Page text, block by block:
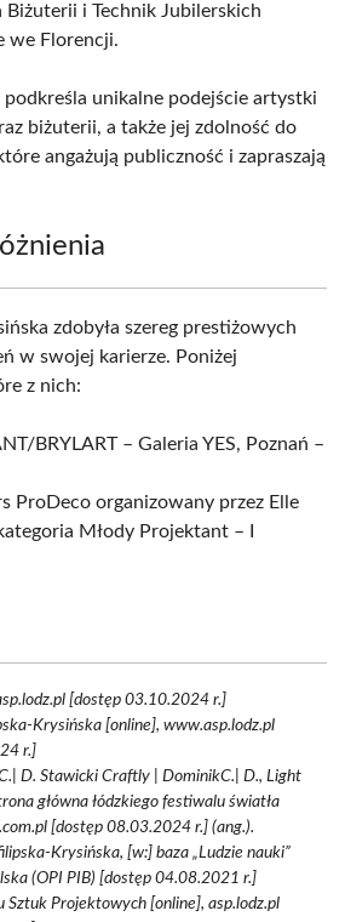
Biżuterii i Technik Jubilerskich
we Florencji.
unikalne podejście artystki
biżuterii, a także jej zdolność do
angażują publiczność i zapraszają
zdobyła szereg prestiżowych
w swojej karierze. Poniżej
z nich:
BRYLART – Galeria YES, Poznań –
ProDeco organizowany przez Elle
Młody Projektant – I
[dostęp 03.10.2024 r.]
Krysińska [online], www.asp.lodz.pl
r.]
D. Stawicki Craftly | DominikC.| D., Light
główna łódzkiego festiwalu światła
[dostęp 08.03.2024 r.] (ang.).
Krysińska, [w:] baza „Ludzie nauki”
(OPI PIB) [dostęp 04.08.2021 r.]
Sztuk Projektowych [online], asp.lodz.pl